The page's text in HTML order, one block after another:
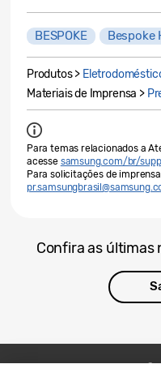
BESPOKE Bespoke
Produtos >
Materiais de Imprensa >
Para temas relacionados a
acesse samsung.com/br/
Para solicitações de
Confira as últimas